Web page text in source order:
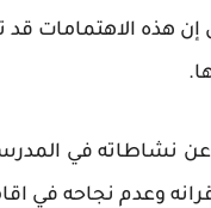
هذه الاهتمامات قد
عن نشاطاته في
وعدم نجاحه في